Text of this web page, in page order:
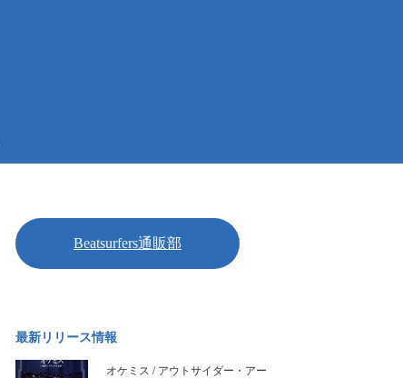
最新リリース情報
オケミス / アウトサイダー・アー